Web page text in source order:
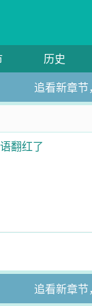
历史
追看新章节
翻红了
追看新章节